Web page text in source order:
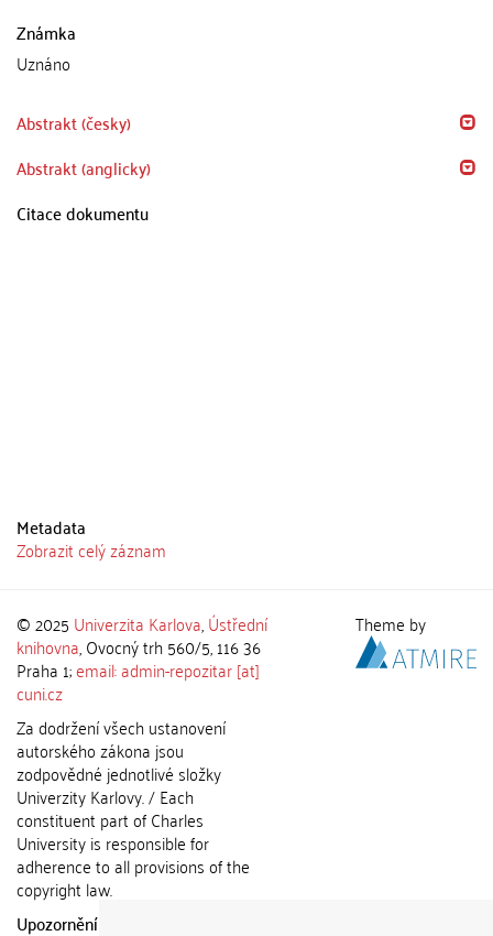
Známka
Uznáno
Abstrakt (česky)
Abstrakt (anglicky)
Citace dokumentu
Metadata
Zobrazit celý záznam
© 2025 Univerzita Karlova,Ústřední
knihovna, Ovocný trh 560/5, 116 36
Praha 1;email: admin-repozitar [at]
cuni.cz
Za dodržení všech ustanovení
autorského zákona jsou
zodpovědné jednotlivé složky
Univerzity Karlovy. / Each
constituent part of Charles
University is responsible for
adherence to all provisions of the
copyright law.
Upozornění / Notice:
Theme by